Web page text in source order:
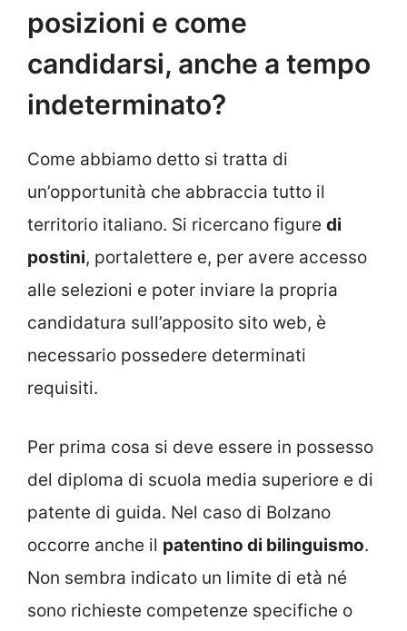
posizioni e come
candidarsi, anche a tempo
indeterminato?
Come abbiamo detto si tratta di
un’opportunità che abbraccia tutto il
territorio italiano. Si ricercano figure di
postini, portalettere e, per avere accesso
alle selezioni e poter inviare la propria
candidatura sull’apposito sito web, è
necessario possedere determinati
requisiti.
Per prima cosa si deve essere in possesso
del diploma di scuola media superiore e di
patente di guida. Nel caso di Bolzano
occorre anche il patentino di bilinguismo.
Non sembra indicato un limite di età né
sono richieste competenze specifiche o